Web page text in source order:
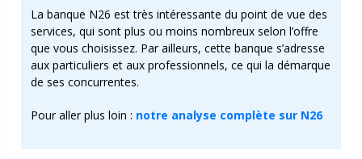
La banque N26 est très intéressante du point de vue des
services, qui sont plus ou moins nombreux selon l’offre
que vous choisissez. Par ailleurs, cette banque s’adresse
aux particuliers et aux professionnels, ce qui la démarque
de ses concurrentes.
Pour aller plus loin : notre analyse complète sur N26